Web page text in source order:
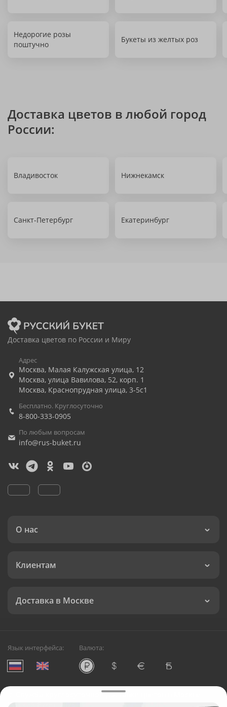
Недорогие розы
поштучно
Букеты из желтых роз
Доставка цветов в любой город
России:
Владивосток Нижнекамск
Санкт-Петербург Екатеринбург
Доставка цветов по России и Миру
Адрес
Москва, Малая Калужская улица, 12
Москва, улица Вавилова, 52, корп. 1
Москва, Краснопрудная улица, 3-5с1
Бесплатно. Круглосуточно
8-800-333-0905
По любым вопросам
info@rus-buket.ru
О нас
Клиентам
Доставка в Москве
Язык интерфейса: Валюта:
Служба круглосуточной доставки цветов в Москве
Русский Букет, 2026